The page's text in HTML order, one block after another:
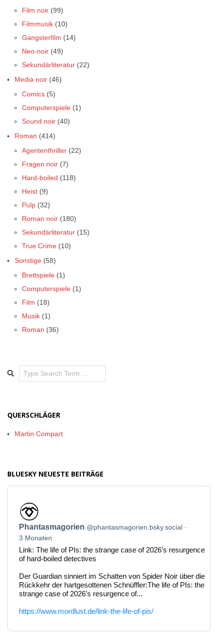
Film noir (99)
Filmmusik (10)
Gangsterfilm (14)
Neo-noir (49)
Sekundärliteratur (22)
Media noir (46)
Comics (5)
Computerspiele (1)
Sound noir (40)
Roman (414)
Agententhriller (22)
Fragen noir (7)
Hard-boiled (118)
Heist (9)
Pulp (32)
Roman noir (180)
Sekundärliteratur (15)
True Crime (10)
Sonstige (58)
Brettspiele (1)
Computerspiele (1)
Film (18)
Musik (1)
Roman (36)
Search
QUERSCHLÄGER
Martin Compart
BLUESKY NEUESTE BEITRÄGE
Beitrag
von
Phantasmagorien
auf
Bluesky
ansehen
Phantasmagorien @phantasmagorien.bsky.social
3 Monaten
Link: The life of PIs: the strange case of 2026’s resurgence
of hard-boiled detectives
Der Guardian sinniert im Schatten von Spider Noir über die
Rückkehr der hartgesottenen Schnüffler:The life of PIs: the
strange case of 2026’s resurgence of...
https://www.mordlust.de/link-the-life-of-pis/